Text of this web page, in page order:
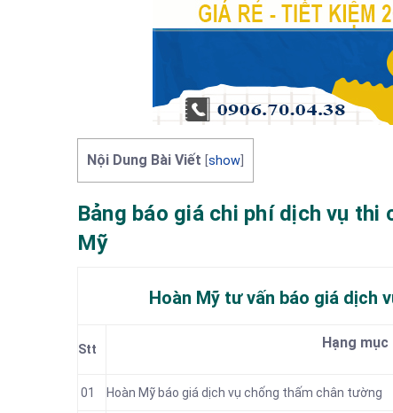
Nội Dung Bài Viết show
Bảng báo giá chi phí dịch vụ
Mỹ
Hoàn Mỹ tư vấn báo giá dịch
Stt Hạng mục
01 Hoàn Mỹ báo giá dịch vụ chống thấm chân tường